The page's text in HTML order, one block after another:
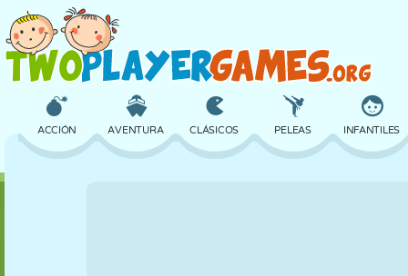
ACCIÓN AVENTURA CLÁSICOS PELEAS INFANTILES